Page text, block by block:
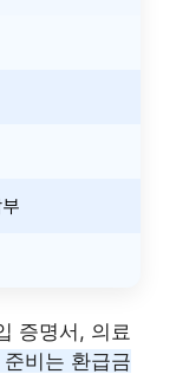
증명서, 의료
비는 환급금